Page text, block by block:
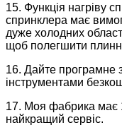
15. Функція нагріву
спринклера має
дуже холодних
щоб полегшити
16. Дайте програмне
інструментами
17. Моя фабрика має
найкращий сервіс.